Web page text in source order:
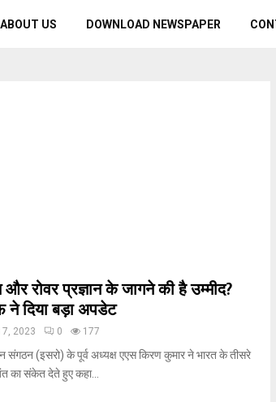
ABOUT US DOWNLOAD NEWSPAPER
रोवर प्रज्ञान के जागने की है उम्मीद?
ने दिया बड़ा अपडेट
7, 2023 0 177
संगठन (इसरो) के पूर्व अध्यक्ष एएस किरण कुमार ने भारत के तीसरे
का संकेत देते हुए कहा...